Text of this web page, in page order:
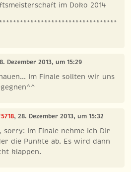
im Doko 2014
Dezember 2013, um 15:29
Im Finale sollten wir uns
, 28. Dezember 2013, um 15:32
sorry: Im Finale nehme ich Dir
die Punkte ab. Es wird dann
klappen.